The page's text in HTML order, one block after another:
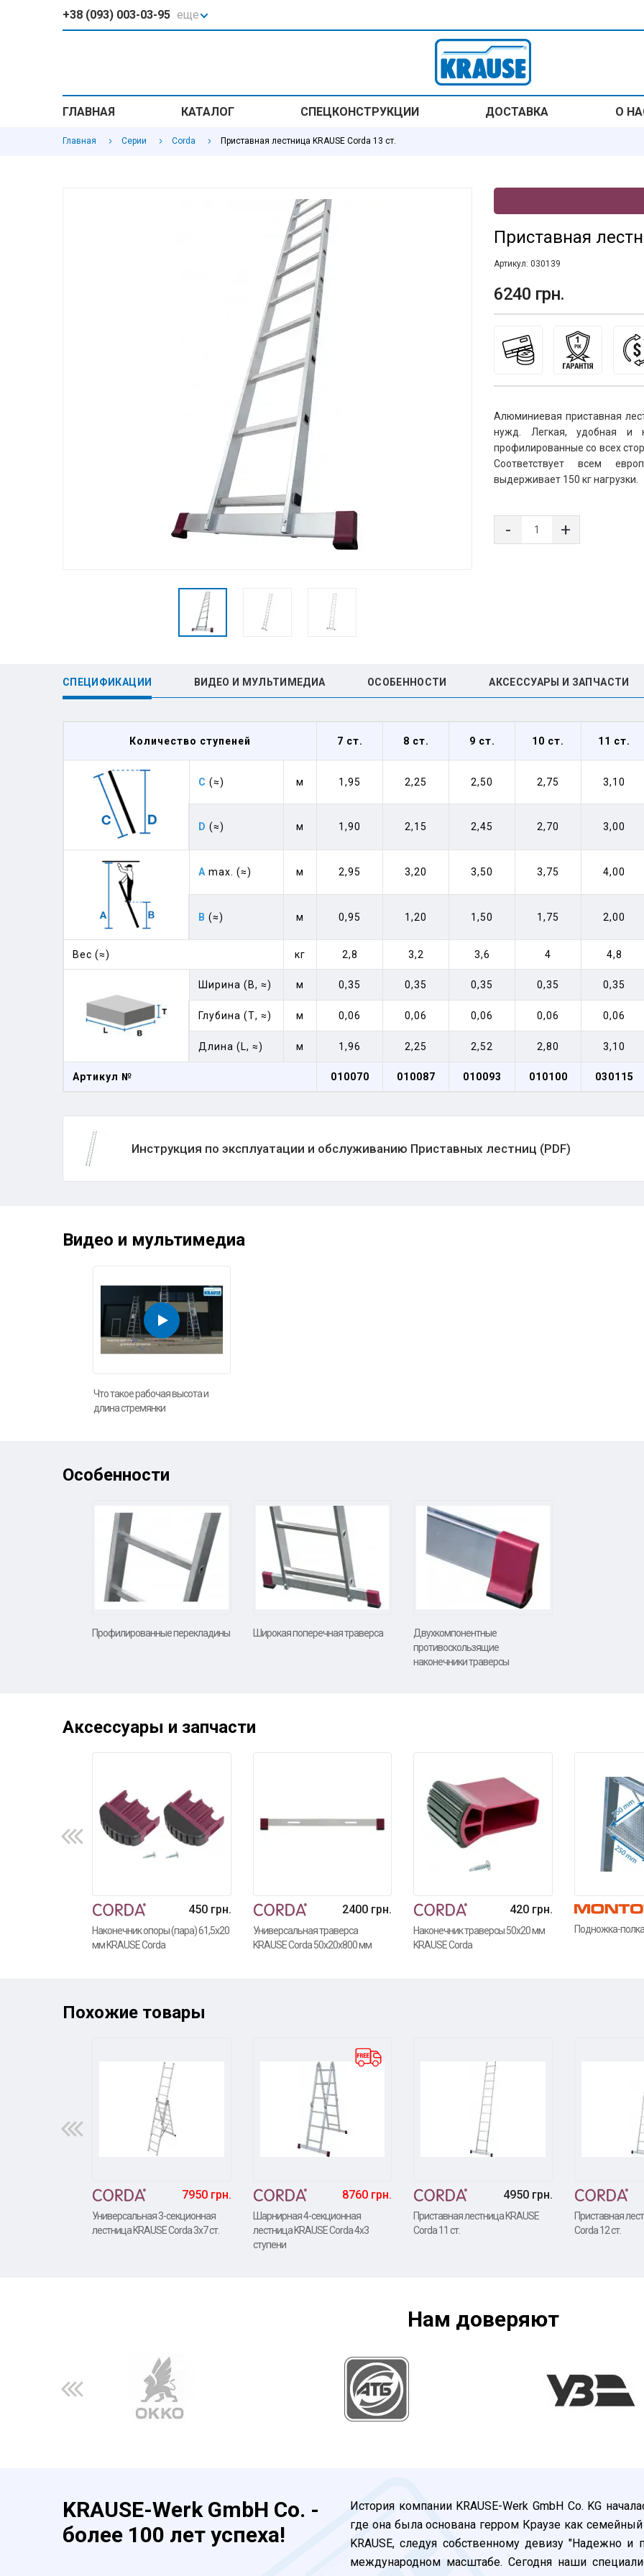
+38 (093) 003-03-95 еще
ГЛАВНАЯ КАТАЛОГ СПЕЦКОНСТРУКЦИИ ДОСТАВКА О
Главная Серии Corda Приставная лестница KRAUSE Corda 13 ст.
Приставная
Артикул: 030139
6240 грн.
Алюминиевая приставная
нужд. Легкая, удобная и
профилированные со всех
Соответствует всем
выдерживает 150 кг нагрузки.
СПЕЦИФИКАЦИИ ВИДЕО И МУЛЬТИМЕДИА ОСОБЕННОСТИ АКСЕССУАРЫ И ЗАПЧАСТИ
Артикул № 010070 010087 010093 010100 030115
Количество ступеней 7 ст. 8 ст. 9 ст. 10 ст. 11 ст.
C (≈) м 1,95 2,25 2,50 2,75 3,10
D (≈) м 1,90 2,15 2,45 2,70 3,00
A max. (≈) м 2,95 3,20 3,50 3,75 4,00
B (≈) м 0,95 1,20 1,50 1,75 2,00
Вес (≈) кг 2,8 3,2 3,6 4 4,8
Ширина (В, ≈) м 0,35 0,35 0,35 0,35 0,35
Глубина (Т, ≈) м 0,06 0,06 0,06 0,06 0,06
Длина (L, ≈) м 1,96 2,25 2,52 2,80 3,10
Инструкция по эксплуатации и обслуживанию Приставных лестниц (PDF)
Видео и мультимедиа
Что такое рабочая высота и
длина стремянки
Особенности
Профилированные перекладины Широкая поперечная траверса
Двухкомпонентные
противоскользящие
наконечники траверсы
Аксессуары и запчасти
450 грн.
Наконечник опоры (пара) 61,5x20
мм KRAUSE Corda
2400 грн.
Универсальная траверса
KRAUSE Corda 50x20x800 мм
420 грн.
Наконечник траверсы 50х20 мм
KRAUSE Corda
Подножка-
Похожие товары
7950 грн.
Универсальная 3-секционная
лестница KRAUSE Corda 3х7 ст.
8760 грн.
Шарнирная 4-секционная
лестница KRAUSE Corda 4х3
ступени
4950 грн.
Приставная лестница KRAUSE
Corda 11 ст.
Приставная
Corda 12 ст.
Нам доверяют
KRAUSE-Werk GmbH Co. -
более 100 лет успеха!
История компании KRAUSE-Werk GmbH Co. KG
где она была основана герром Краузе как
KRAUSE, следуя собственному девизу "Надежно и
международном масштабе. Сегодня наши